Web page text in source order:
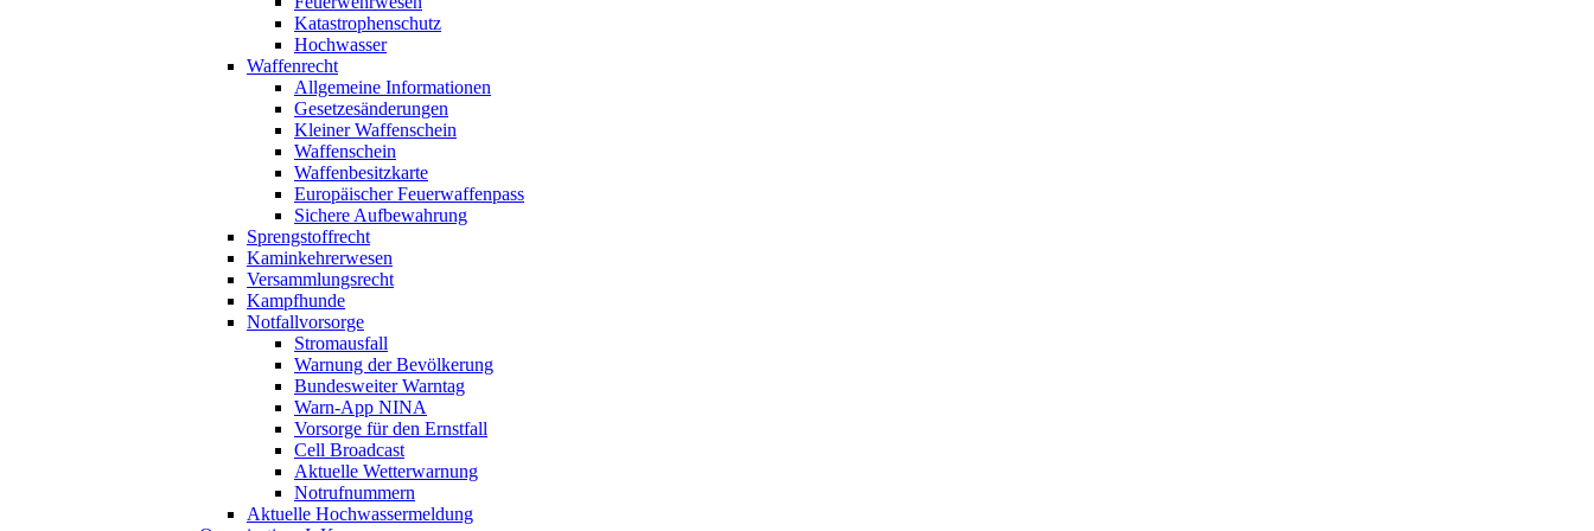
Katastrophenschutz
Hochwasser
Waffenrecht
Allgemeine Informationen
Gesetzesänderungen
Kleiner Waffenschein
Waffenschein
Waffenbesitzkarte
Europäischer Feuerwaffenpass
Sichere Aufbewahrung
Sprengstoffrecht
Kaminkehrerwesen
Versammlungsrecht
Kampfhunde
Notfallvorsorge
Stromausfall
Warnung der Bevölkerung
Bundesweiter Warntag
Warn-App NINA
Vorsorge für den Ernstfall
Cell Broadcast
Aktuelle Wetterwarnung
Notrufnummern
Aktuelle Hochwassermeldung